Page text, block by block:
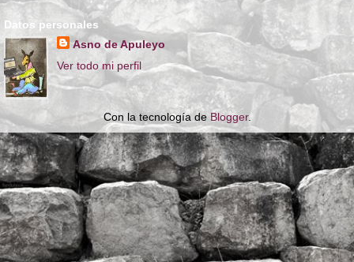
Datos personales
Asno de Apuleyo
Ver todo mi perfil
Con la tecnología de Blogger.